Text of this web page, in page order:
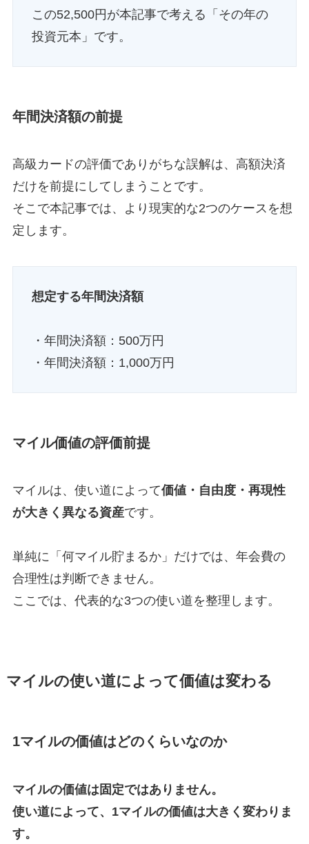
この52,500円が本記事で考える「その年の
投資元本」です。
年間決済額の前提
高級カードの評価でありがちな誤解は、高額決済
だけを前提にしてしまうことです。
そこで本記事では、より現実的な2つのケースを想
定します。
想定する年間決済額
・年間決済額：500万円
・年間決済額：1,000万円
マイル価値の評価前提
マイルは、使い道によって価値・自由度・再現性
が大きく異なる資産です。
単純に「何マイル貯まるか」だけでは、年会費の
合理性は判断できません。
ここでは、代表的な3つの使い道を整理します。
マイルの使い道によって価値は変わる
1マイルの価値はどのくらいなのか
マイルの価値は固定ではありません。
使い道によって、1マイルの価値は大きく変わりま
す。